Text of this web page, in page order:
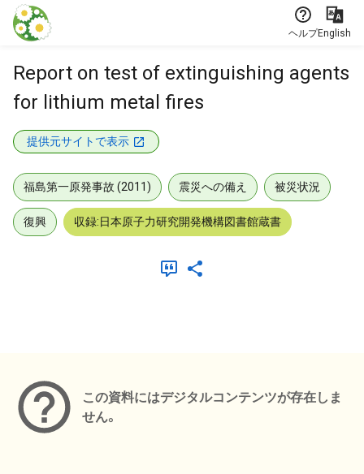
本文に飛ぶ
ヘルプEnglish
Report on test of extinguishing agents
for lithium metal fires
提供元サイトで表示
福島第一原発事故 (2011) 震災への備え 被災状況
復興 収録:日本原子力研究開発機構図書館蔵書
この資料にはデジタルコンテンツが存在しま
せん。